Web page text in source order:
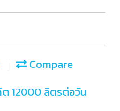
Compare
12000 ลิตรต่อวัน